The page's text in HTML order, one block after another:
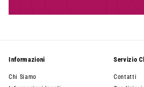
Informazioni
Chi Siamo
Servizio
Contatti